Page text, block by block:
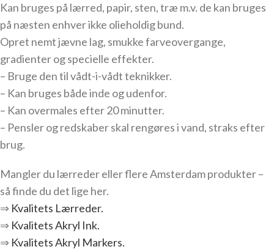
Kan bruges på lærred, papir, sten, træ m.v. de kan bruges
på næsten enhver ikke olieholdig bund.
Opret nemt jævne lag, smukke farveovergange,
gradienter og specielle effekter.
– Bruge den til vådt-i-vådt teknikker.
– Kan bruges både inde og udenfor.
– Kan overmales efter 20 minutter.
– Pensler og redskaber skal rengøres i vand, straks efter
brug.
Mangler du lærreder eller flere Amsterdam produkter –
så finde du det lige her.
⇒ Kvalitets Lærreder.
⇒ Kvalitets Akryl Ink.
⇒ Kvalitets Akryl Markers.